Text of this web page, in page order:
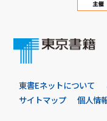
東書Eネットについて
サイトマップ
個人情